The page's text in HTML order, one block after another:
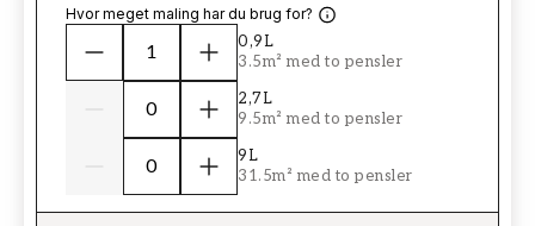
Hvor meget maling har du brug for?
0,9L
3.5m² med to pensler
2,7L
9.5m² med to pensler
9L
31.5m² med to pensler